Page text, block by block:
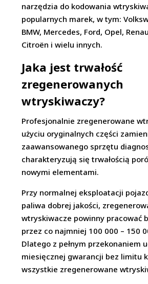
narzędzia do kodowania
popularnych marek, w tym:
BMW, Mercedes, Ford, Opel,
Citroën i wielu innych.
Jaka jest trwałość
zregenerowanych
wtryskiwaczy?
Profesjonalnie zregenerowane
użyciu oryginalnych części
zaawansowanego sprzętu
charakteryzują się trwałością
nowymi elementami.
Przy normalnej eksploatacji
paliwa dobrej jakości,
wtryskiwacze powinny pracować
przez co najmniej 100 000 – 150
Dlatego z pełnym przekonaniem
miesięcznej gwarancji bez limitu
wszystkie zregenerowane